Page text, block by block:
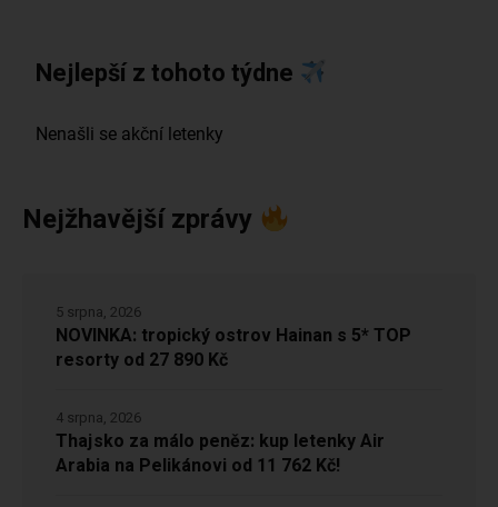
Nejlepší z tohoto týdne
Nejžhavější zprávy
NOVINKA: tropický ostrov Hainan s 5* TOP
resorty od 27 890 Kč
5 srpna, 2026
Thajsko za málo peněz: kup letenky Air
Arabia na Pelikánovi od 11 762 Kč!
4 srpna, 2026